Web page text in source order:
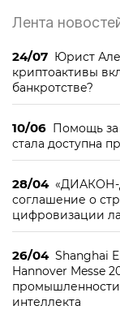
Лента
24/07 Юрист
криптоактивы
банкротстве?
10/06 Помощь за
стала доступна
28/04 «ДИАКОН-
соглашение о
цифровизации
26/04 Shanghai
Hannover Messe
промышленности
интеллекта